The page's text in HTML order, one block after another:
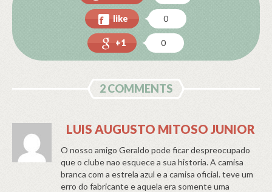
like 0
+1 0
2 COMMENTS
LUIS AUGUSTO MITOSO JUNIOR
O nosso amigo Geraldo pode ficar despreocupado
que o clube nao esquece a sua historia. A camisa
branca com a estrela azul e a camisa oficial. teve um
erro do fabricante e aquela era somente uma